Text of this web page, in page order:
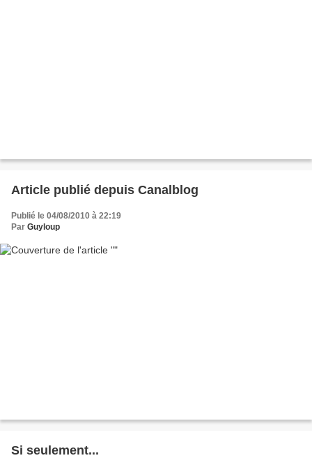
Article publié depuis Canalblog
Publié le 04/08/2010 à 22:19
Par Guyloup
Si seulement...